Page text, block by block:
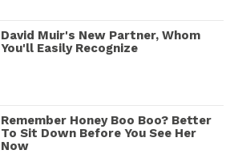
David Muir's New Partner, Whom
You'll Easily Recognize
Remember Honey Boo Boo? Better
To Sit Down Before You See Her
Now